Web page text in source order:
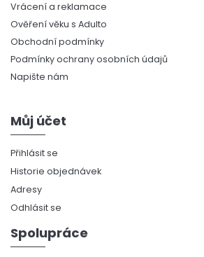
Vrácení a reklamace
Ověření věku s Adulto
Obchodní podmínky
Podmínky ochrany osobních údajů
Napište nám
Můj účet
Přihlásit se
Historie objednávek
Adresy
Odhlásit se
Spolupráce